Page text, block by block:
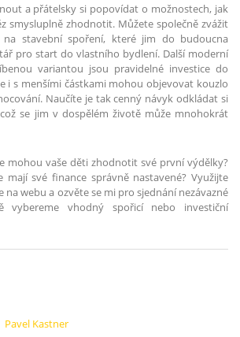
a přátelsky si popovídat o možnostech, jak
smysluplně zhodnotit. Můžete společně zvážit
na stavební spoření, které jim do budoucna
pro start do vlastního bydlení. Další moderní
variantou jsou pravidelné investice do
i s menšími částkami mohou objevovat kouzlo
Naučíte je tak cenný návyk odkládat si
se jim v dospělém životě může mnohokrát
mohou vaše děti zhodnotit své první výdělky?
mají své finance správně nastavené? Využijte
na webu a ozvěte se mi pro sjednání nezávazné
vybereme vhodný spořicí nebo investiční
Pavel Kastner